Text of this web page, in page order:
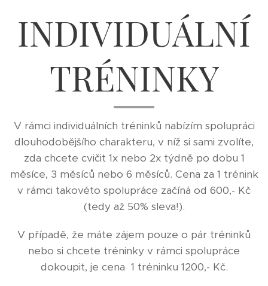
INDIVIDUÁLNÍ
TRÉNINKY
V rámci individuálních tréninků nabízím spolupráci
dlouhodobějšího charakteru, v níž si sami zvolíte,
zda chcete cvičit 1x nebo 2x týdně po dobu 1
měsíce, 3 měsíců nebo 6 měsíců. Cena za 1 trénink
v rámci takovéto spolupráce začíná od 600,- Kč
(tedy až 50% sleva!).
V případě, že máte zájem pouze o pár tréninků
nebo si chcete tréninky v rámci spolupráce
dokoupit, je cena 1 tréninku 1200,- Kč.